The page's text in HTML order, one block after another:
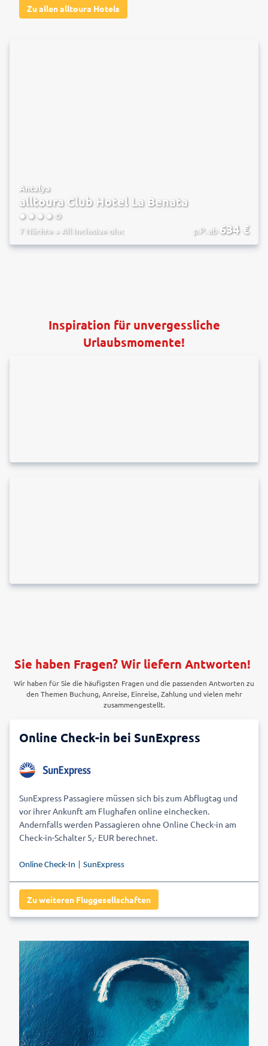
Zu allen alltoura Hotels
Antalya
alltoura Club Hotel La Benata
7 Nächte+ All Inclusive plus p.P. ab 634€
Inspiration für unvergessliche
Urlaubsmomente!
Sie haben Fragen? Wir liefern Antworten!
Wir haben für Sie die häufigsten Fragen und die passenden Antworten zu
den Themen Buchung, Anreise, Einreise, Zahlung und vielen mehr
zusammengestellt.
Online Check-in bei SunExpress
SunExpress Passagiere müssen sich bis zum Abflugtag und
vor ihrer Ankunft am Flughafen online einchecken.
Andernfalls werden Passagieren ohne Online Check-in am
Check-in-Schalter 5,- EUR berechnet.
Online Check-In | SunExpress
Zu weiteren Fluggesellschaften